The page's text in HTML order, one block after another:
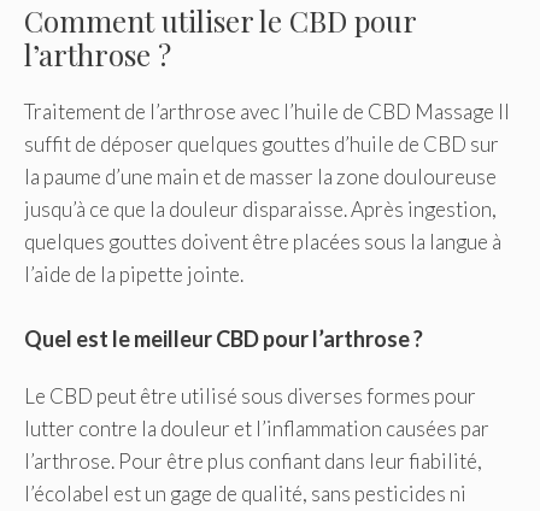
Comment utiliser le CBD pour
l’arthrose ?
Traitement de l’arthrose avec l’huile de CBD Massage Il
suffit de déposer quelques gouttes d’huile de CBD sur
la paume d’une main et de masser la zone douloureuse
jusqu’à ce que la douleur disparaisse. Après ingestion,
quelques gouttes doivent être placées sous la langue à
l’aide de la pipette jointe.
Quel est le meilleur CBD pour l’arthrose ?
Le CBD peut être utilisé sous diverses formes pour
lutter contre la douleur et l’inflammation causées par
l’arthrose. Pour être plus confiant dans leur fiabilité,
l’écolabel est un gage de qualité, sans pesticides ni